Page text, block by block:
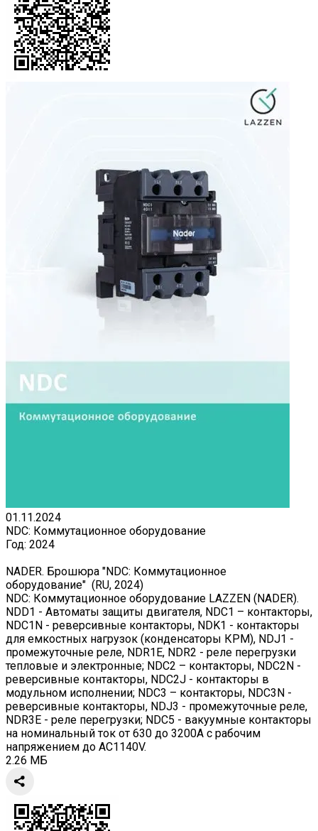
01.11.2024
NDC: Коммутационное оборудование
Год: 2024
NADER. Брошюра "NDC: Коммутационное
оборудование" (RU, 2024)
NDC: Коммутационное оборудование LAZZEN (NADER).
NDD1 - Автоматы защиты двигателя, NDC1 – контакторы,
NDC1N - реверсивные контакторы, NDK1 - контакторы
для емкостных нагрузок (конденсаторы КРМ), NDJ1 -
промежуточные реле, NDR1E, NDR2 - реле перегрузки
тепловые и электронные; NDC2 – контакторы, NDC2N -
реверсивные контакторы, NDC2J - контакторы в
модульном исполнении; NDC3 – контакторы, NDC3N -
реверсивные контакторы, NDJ3 - промежуточные реле,
NDR3E - реле перегрузки; NDC5 - вакуумные контакторы
на номинальный ток от 630 до 3200А с рабочим
напряжением до AC1140V.
2.26 МБ